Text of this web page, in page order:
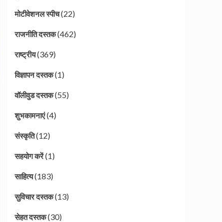
मोटीवेशनल स्पीच(22)
राजनीति दस्तक(462)
राष्ट्रीय(369)
विज्ञापन दस्तक(1)
वॉलीवुड दस्तक(55)
शुभकामनाएं(4)
संस्कृति(12)
सहयोग करें(1)
साहित्य(183)
सुविचार दस्तक(13)
सेहत दस्तक(30)